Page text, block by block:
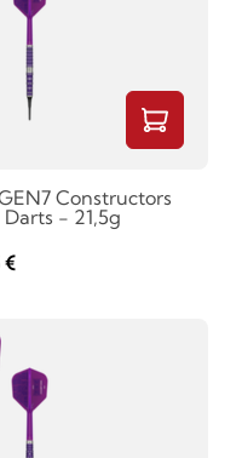
Constructors
- 21,5g
€